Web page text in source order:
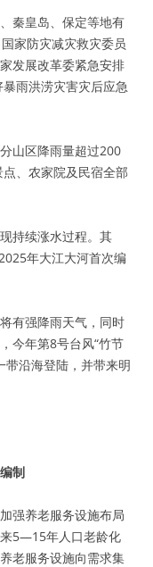
秦皇岛、保定等地有
家防灾减灾救灾委员
发展改革委紧急安排
雨洪涝灾害灾后应急
山区降雨量超过200
、农家院及民宿全部
持续涨水过程。其
年大江大河首次编
有强降雨天气，同时
今年第8号台风“竹节
带沿海登陆，并带来明
制
强养老服务设施布局
5—15年人口老龄化
老服务设施向需求集